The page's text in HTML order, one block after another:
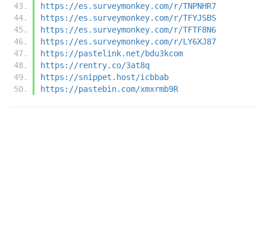
https://es.surveymonkey.com/r/TNPNHR7
https://es.surveymonkey.com/r/TFYJSBS
https://es.surveymonkey.com/r/TFTF8N6
https://es.surveymonkey.com/r/LY6XJ87
https://pastelink.net/bdu3kcom
https://rentry.co/3at8q
https://snippet.host/icbbab
https://pastebin.com/xmxrmb9R